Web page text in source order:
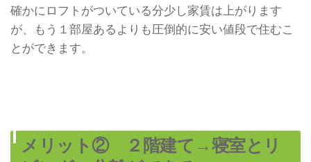
確かにロフトがついている分少し家賃は上がります
が、もう１部屋あるよりも圧倒的に安い値段で住むこ
とができます。
メリット② ２階建て→寝室とリ